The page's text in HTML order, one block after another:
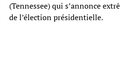
(Tennessee) qui s’annonce
de l’élection présidentielle.